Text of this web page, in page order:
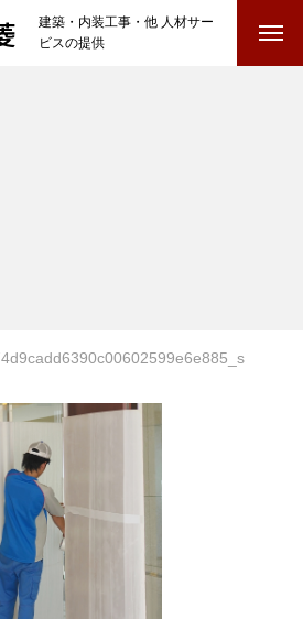
建築・内装工事・他 人材サー
ビスの提供
採用を知る